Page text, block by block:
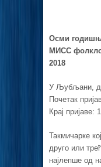
Осми
МИСС
2018
У Љубљани,
Почетак
Крај пријаве:
Такмичарке
друго или
најлепше од